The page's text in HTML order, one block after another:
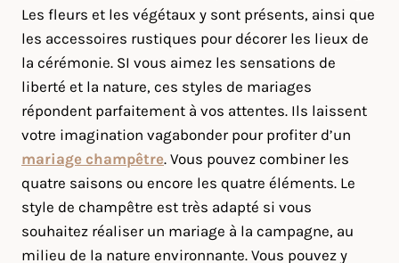
Les fleurs et les végétaux y sont présents, ainsi que
les accessoires rustiques pour décorer les lieux de
la cérémonie. SI vous aimez les sensations de
liberté et la nature, ces styles de mariages
répondent parfaitement à vos attentes. Ils laissent
votre imagination vagabonder pour profiter d’un
mariage champêtre. Vous pouvez combiner les
quatre saisons ou encore les quatre éléments. Le
style de champêtre est très adapté si vous
souhaitez réaliser un mariage à la campagne, au
milieu de la nature environnante. Vous pouvez y